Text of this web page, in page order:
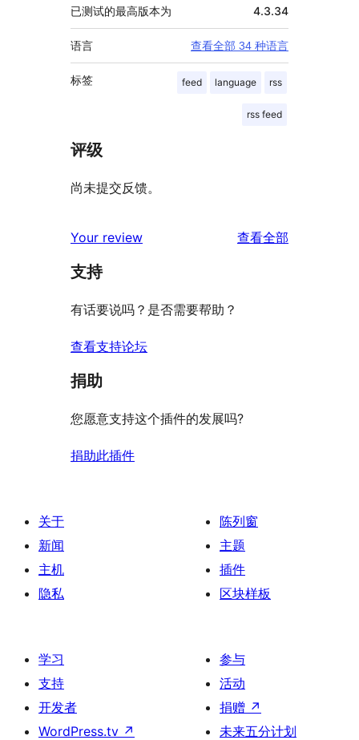
已测试的最高版本为 4.3.34
语言 查看全部 34 种语言
标签 feed language rss
rss feed
评级
尚未提交反馈。
Your review 查看全部
支持
有话要说吗？是否需要帮助？
查看支持论坛
捐助
您愿意支持这个插件的发展吗?
捐助此插件
关于
新闻
主机
隐私
陈列窗
主题
插件
区块样板
学习
支持
开发者
WordPress.tv ↗
参与
活动
捐赠 ↗
未来五分计划